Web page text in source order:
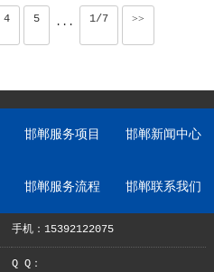
4 5 ··· 1/7 >>
邯郸服务项目 邯郸新闻中心
邯郸服务流程 邯郸联系我们
手机：15392122075
Q Q：